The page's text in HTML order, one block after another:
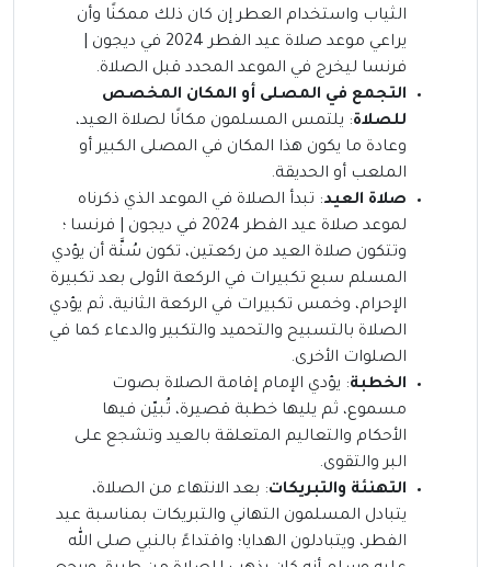
الثياب واستخدام العطر إن كان ذلك ممكنًا وأن
يراعي موعد صلاة عيد الفطر 2024 في ديجون |
فرنسا ليخرج في الموعد المحدد قبل الصلاة.
التجمع في المصلى أو المكان المخصص
للصلاة: يلتمس المسلمون مكانًا لصلاة العيد،
وعادة ما يكون هذا المكان في المصلى الكبير أو
الملعب أو الحديقة.
صلاة العيد: تبدأ الصلاة في الموعد الذي ذكرناه
لموعد صلاة عيد الفطر 2024 في ديجون | فرنسا ؛
وتتكون صلاة العيد من ركعتين، تكون سُنَّة أن يؤدي
المسلم سبع تكبيرات في الركعة الأولى بعد تكبيرة
الإحرام، وخمس تكبيرات في الركعة الثانية، ثم يؤدي
الصلاة بالتسبيح والتحميد والتكبير والدعاء كما في
الصلوات الأخرى.
الخطبة: يؤدي الإمام إقامة الصلاة بصوت
مسموع، ثم يليها خطبة قصيرة، تُبيّن فيها
الأحكام والتعاليم المتعلقة بالعيد وتشجع على
البر والتقوى.
التهنئة والتبريكات: بعد الانتهاء من الصلاة،
يتبادل المسلمون التهاني والتبريكات بمناسبة عيد
الفطر، ويتبادلون الهدايا؛ واقتداءً بالنبي صلى الله